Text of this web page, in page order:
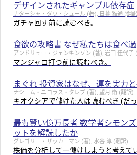
デザインされたギャンブル依存症
ナターシャ・ダウ・シュール (著), 日暮 雅通 (翻
ガチャ回す前に読むべき。
食欲の攻略書 なぜ私たちは食べ
アンドリュー・ジェンキンソン (著), 岩田 佳代子
マンジャロ打つ前に読むべき。
まぐれ 投資家はなぜ、運を実力
ナシーム・ニコラス・タレブ (著), 望月 衛 (翻訳)
キオクシアで儲けた人は読むべき (だっ
最も賢い億万長者 数学者シモン
ットを解読したか
グレゴリー・ザッカーマン (著), 水谷 淳 (翻訳)
株価を分析して一儲けしようと考えて